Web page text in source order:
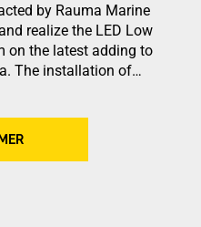
by Rauma Marine
realize the LED Low
on the latest adding to
The installation of…